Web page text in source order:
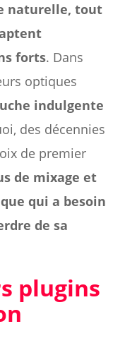
naturelle, tout
forts. Dans
optiques
indulgente
des décennies
de premier
de mixage et
qui a besoin
de sa
plugins